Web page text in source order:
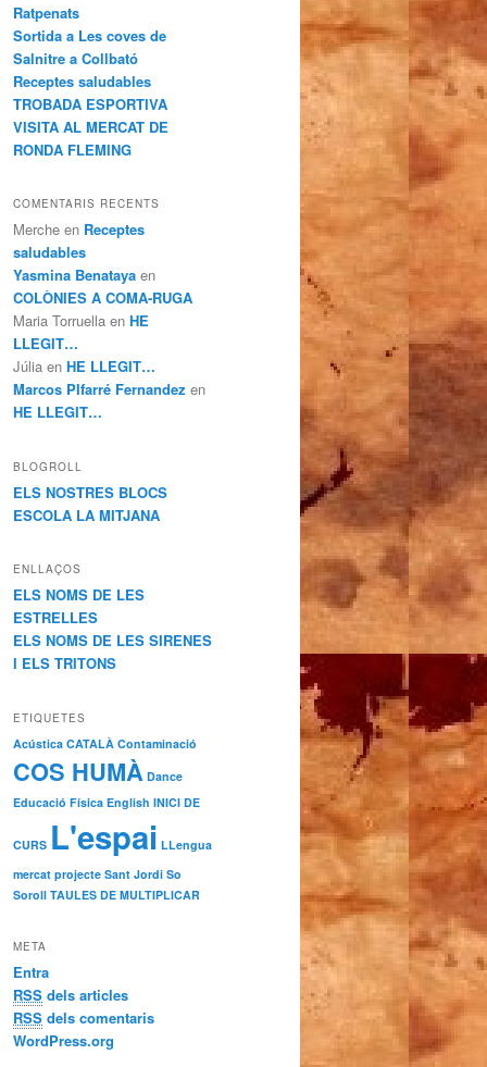
Ratpenats
Sortida a Les coves de
Salnitre a Collbató
Receptes saludables
TROBADA ESPORTIVA
VISITA AL MERCAT DE
RONDA FLEMING
COMENTARIS RECENTS
Merche en Receptes
saludables
Yasmina Benataya en
COLÒNIES A COMA-RUGA
Maria Torruella en HE
LLEGIT…
Júlia en HE LLEGIT…
Marcos PIfarré Fernandez en
HE LLEGIT…
BLOGROLL
ELS NOSTRES BLOCS
ESCOLA LA MITJANA
ENLLAÇOS
ELS NOMS DE LES
ESTRELLES
ELS NOMS DE LES SIRENES
I ELS TRITONS
ETIQUETES
Acústica CATALÀ Contaminació
COS HUMÀ Dance
Educació Física English INICI DE
CURS L'espai LLengua
mercat projecte Sant Jordi So
Soroll TAULES DE MULTIPLICAR
META
Entra
RSS dels articles
RSS dels comentaris
WordPress.org